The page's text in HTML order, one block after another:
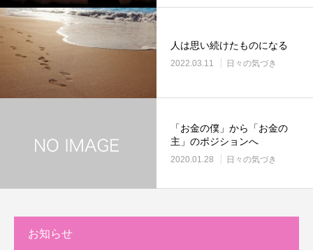
人は思い続けたものになる
2022.03.11 日々の気づき
「お金の僕」から「お金の
主」のポジションへ
2020.01.28 日々の気づき
お知らせ